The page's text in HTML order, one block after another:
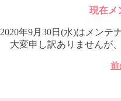
現在メ
2020年9月30日(水)はメンテ
大変申し訳ありませんが
前